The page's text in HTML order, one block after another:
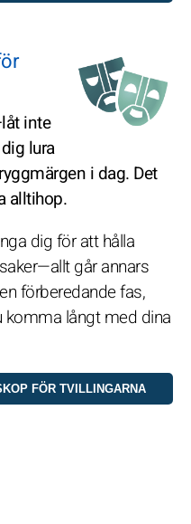
inte
lura
i dag. Det
alltihop.
dig för att hålla
går annars
förberedande fas,
långt med dina